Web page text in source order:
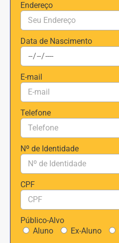
Endereço
Data de Nascimento
E-mail
Telefone
Nº de Identidade
CPF
Público-Alvo
Aluno
Ex-Aluno